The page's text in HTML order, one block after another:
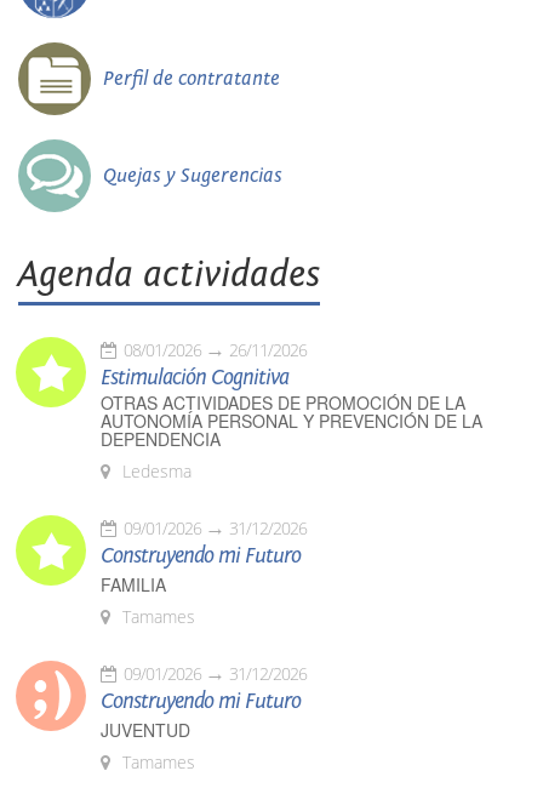
Perfil de contratante
Quejas y Sugerencias
Agenda actividades
08/01/2026 26/11/2026
Estimulación Cognitiva
OTRAS ACTIVIDADES DE PROMOCIÓN DE LA
AUTONOMÍA PERSONAL Y PREVENCIÓN DE LA
DEPENDENCIA
Ledesma
09/01/2026 31/12/2026
Construyendo mi Futuro
FAMILIA
Tamames
09/01/2026 31/12/2026
Construyendo mi Futuro
JUVENTUD
Tamames